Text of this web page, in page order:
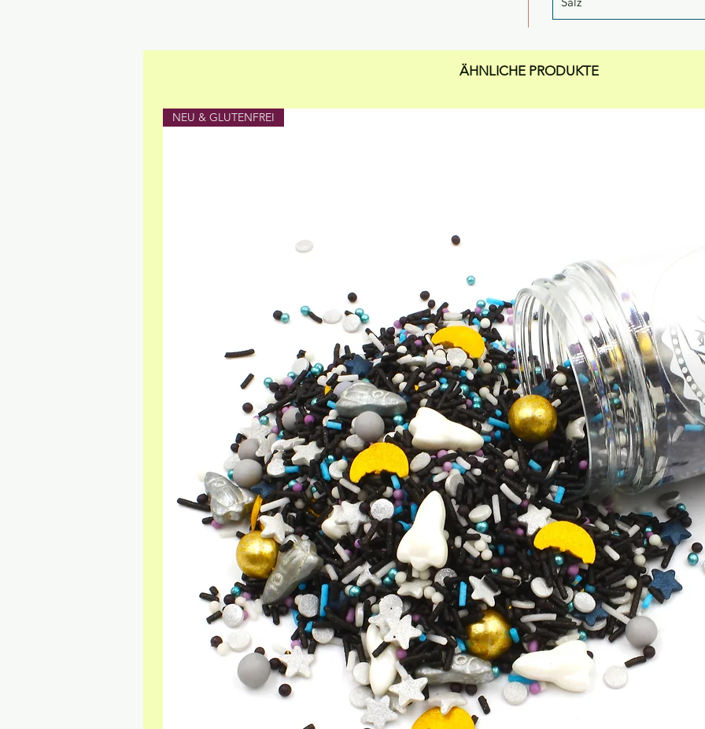
ÄHNLICHE PRODUKTE
NEU & GLUTENFREI